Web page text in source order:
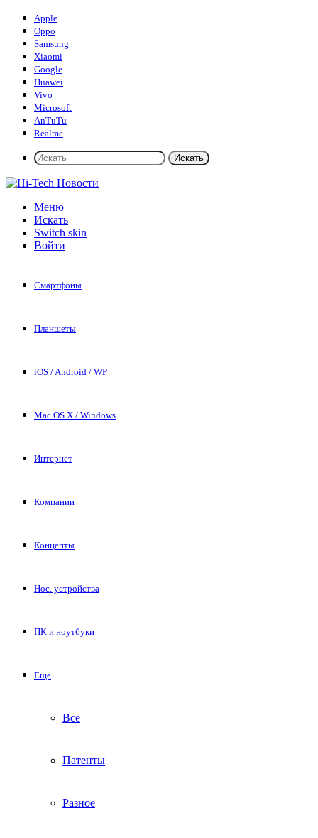
Apple
Oppo
Samsung
Xiaomi
Google
Huawei
Vivo
Microsoft
AnTuTu
Realme
Искать
Меню
Искать
Switch skin
Войти
Смартфоны
Планшеты
iOS / Android / WP
Mac OS X / Windows
Интернет
Компании
Концепты
Нос. устройства
ПК и ноутбуки
Еще
Все
Патенты
Разное